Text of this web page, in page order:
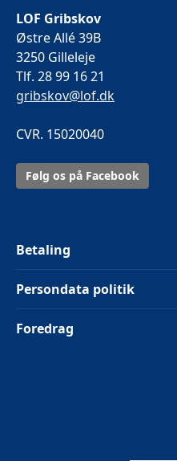
LOF Gribskov
Østre Allé 39B
3250 Gilleleje
Tlf. 28 99 16 21
gribskov@lof.dk
CVR. 15020040
Følg os på Facebook
Betaling
Persondata politik
Foredrag